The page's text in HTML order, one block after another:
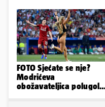
FOTO Sjećate se nje?
Modrićeva
obožavateljica polugola